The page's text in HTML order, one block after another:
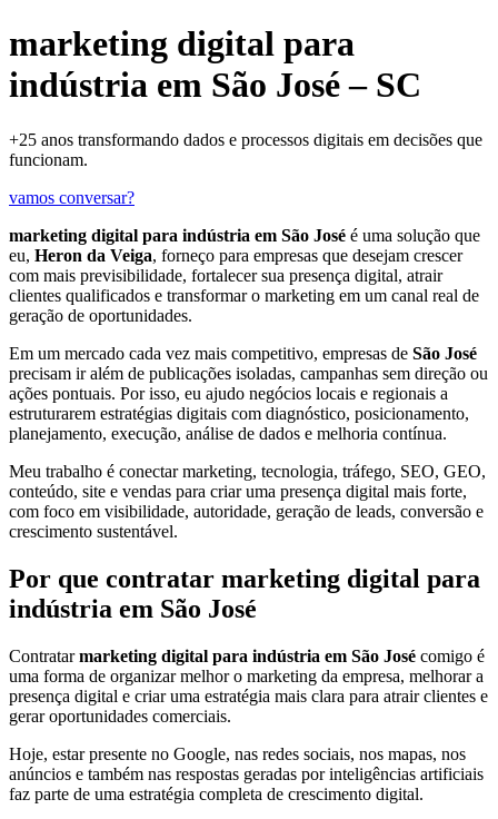
marketing digital para
indústria em São José – SC
+25 anos transformando dados e processos digitais em decisões que
funcionam.
vamos conversar?
marketing digital para indústria em São José é uma solução que
eu, Heron da Veiga, forneço para empresas que desejam crescer
com mais previsibilidade, fortalecer sua presença digital, atrair
clientes qualificados e transformar o marketing em um canal real de
geração de oportunidades.
Em um mercado cada vez mais competitivo, empresas de São José
precisam ir além de publicações isoladas, campanhas sem direção ou
ações pontuais. Por isso, eu ajudo negócios locais e regionais a
estruturarem estratégias digitais com diagnóstico, posicionamento,
planejamento, execução, análise de dados e melhoria contínua.
Meu trabalho é conectar marketing, tecnologia, tráfego, SEO, GEO,
conteúdo, site e vendas para criar uma presença digital mais forte,
com foco em visibilidade, autoridade, geração de leads, conversão e
crescimento sustentável.
Por que contratar marketing digital para
indústria em São José
Contratarmarketing digital para indústria em São José comigo é
uma forma de organizar melhor o marketing da empresa, melhorar a
presença digital e criar uma estratégia mais clara para atrair clientes e
gerar oportunidades comerciais.
Hoje, estar presente no Google, nas redes sociais, nos mapas, nos
anúncios e também nas respostas geradas por inteligências artificiais
faz parte de uma estratégia completa de crescimento digital.